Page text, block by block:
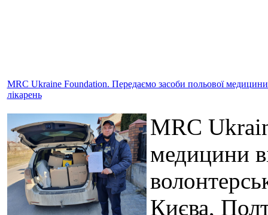
MRC Ukraine Foundation. Передаємо засоби польової
лікарень
MRC
медицини
Києва,